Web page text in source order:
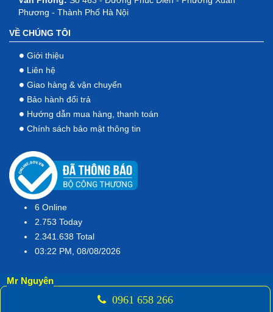
Phương - Thành Phố Hà Nội
VỀ CHÚNG TÔI
Giới thiệu
Liên hệ
Giao hàng & vận chuyển
Bảo hành đổi trả
Hướng dẫn mua hàng, thanh toán
Chính sách bảo mật thông tin
6 Online
2.753 Today
2.341.638 Total
03:22 PM, 08/08/2026
Mr Nguyên
0961 658 266